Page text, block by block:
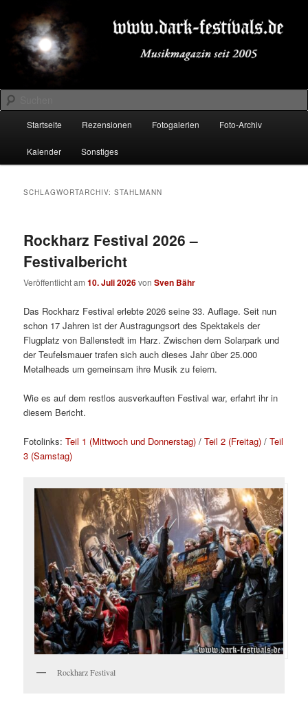
primären
Inhalt
springen
sekundären
Inhalt
springenDARK-FESTIVALS.DE
Suchen
Startseite Rezensionen Fotogalerien Foto-Archiv
Kalender Sonstiges
SCHLAGWORTARCHIV:STAHLMANN
Rockharz Festival 2026 –
Festivalbericht
Veröffentlicht am10. Juli 2026vonSven Bähr
Das Rockharz Festival erlebte 2026 seine 33. Auflage. Seit nun
schon 17 Jahren ist der Austragungsort des Spektakels der
Flugplatz von Ballenstedt im Harz. Zwischen dem Solarpark und
der Teufelsmauer trafen sich auch dieses Jahr über 25.000
Metalheads um gemeinsam ihre Musik zu feiern.
Wie es auf dem restlos ausverkauften Festival war, erfahrt ihr in
diesem Bericht.
Fotolinks:Teil 1 (Mittwoch und Donnerstag) /Teil 2 (Freitag) /Teil
3 (Samstag)
Rockharz Festival